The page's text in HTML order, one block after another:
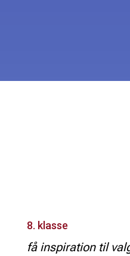
8. klasse
få inspiration til